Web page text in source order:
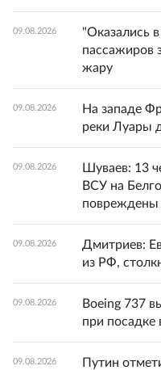
09.08.2026
"Оказались
пассажиров
жару
09.08.2026
На западе
реки Луары
09.08.2026
Шуваев: 13
ВСУ на
повреждены
09.08.2026
Дмитриев:
из РФ,
09.08.2026
Boeing 737
при посадке
09.08.2026
Путин